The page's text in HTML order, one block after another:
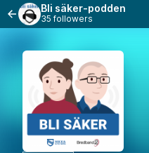
Bli säker-podden
35 followers